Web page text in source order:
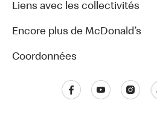
Liens avec les collectivités
Encore plus de McDonald’s
Coordonnées